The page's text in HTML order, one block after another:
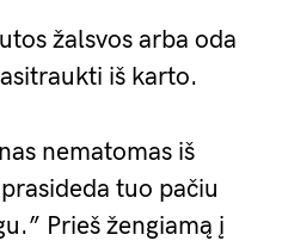
žalsvos arba oda
iš karto.
nematomas iš
tuo pačiu
Prieš žengiamą į